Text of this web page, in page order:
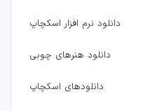
دانلود نرم افزار اسکچاپ
دانلود هنرهای چوبی
دانلودهای اسکچاپ